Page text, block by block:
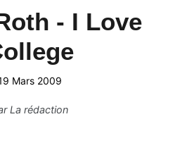
- I Love
Mars 2009
La rédaction